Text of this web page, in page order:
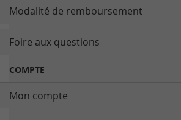
Modalité de remboursement
Foire aux questions
COMPTE
Mon compte